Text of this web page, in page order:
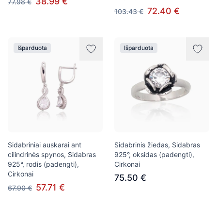
77.98 €
103.43 € 72.40 €
Išparduota
Sidabriniai auskarai ant
cilindrinės spynos, Sidabras
925°, rodis (padengti),
Cirkonai
67.90 € 57.71 €
Išparduota
Sidabrinis žiedas, Sidabras
925°, oksidas (padengti),
Cirkonai
75.50 €